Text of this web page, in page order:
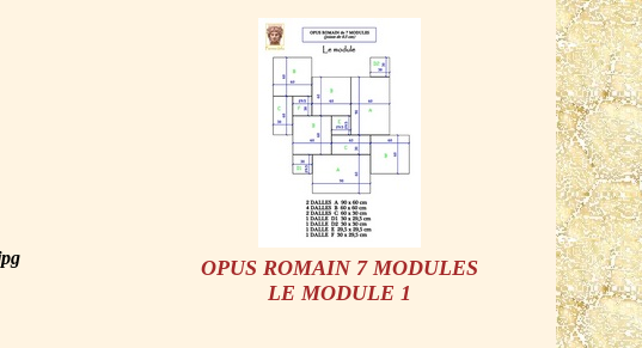
OPUS ROMAIN 7 MODULES
LE MODULE 1